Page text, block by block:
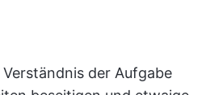
Verständnis der Aufgabe